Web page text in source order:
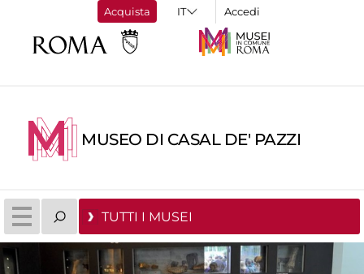
Acquista Accedi
MUSEO DI CASAL DE' PAZZI
TUTTI I MUSEI